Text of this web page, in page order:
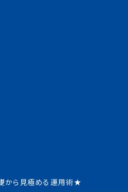
礎から見極める運用術★